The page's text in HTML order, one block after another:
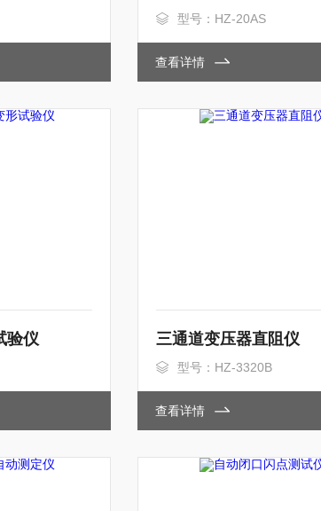
型号：HZ-20AS
查看详情
验仪 三通道变压器直阻仪
型号：HZ-3320B
查看详情